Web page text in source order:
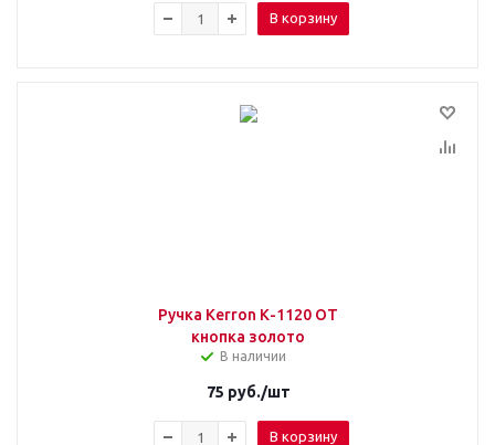
В корзину
Ручка Kerron К-1120 OT
кнопка золото
В наличии
75 руб./шт
В корзину